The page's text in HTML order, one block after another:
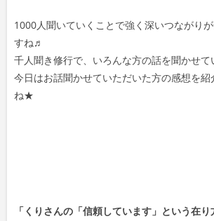
1000人聞いていくことで強く深いつながり
すね♬
千人聞き修行で、いろんな方の話を聞かせて
今日はお話聞かせていただいた方の感想を
ね★
「くりさんの「信頼しています」という在